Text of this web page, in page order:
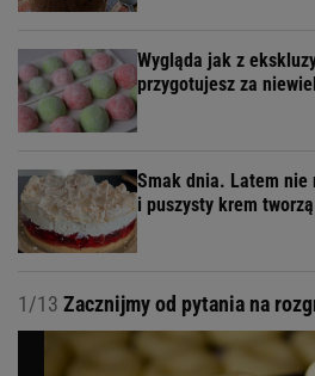
Wygląda jak z
przygotujesz za
Smak dnia. Latem nie
i puszysty krem
1/13 Zacznijmy od pytania na